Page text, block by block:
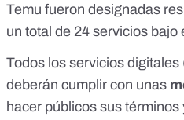
Temu fueron designadas
un total de 24 servicios bajo
Todos los servicios
deberán cumplir con unas
hacer públicos sus